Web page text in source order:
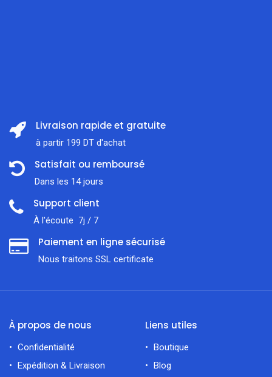
Livraison rapide et gratuite
à partir 199 DT d'achat
Satisfait ou remboursé
Dans les 14 jours
Support client
À l'écoute 7j / 7
Paiement en ligne sécurisé
Nous traitons SSL сertificate
À propos de nous
Confidentialité
Expédition & Livraison
Liens utiles
Boutique
Blog